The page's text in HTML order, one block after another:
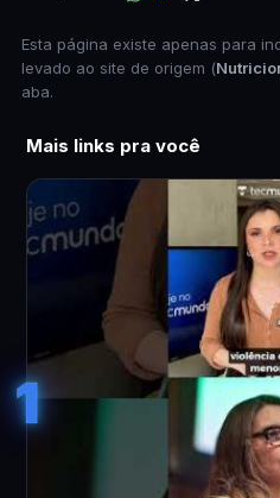
Esta página existe apenas para
levado ao site de origem (
aba.
Mais links pra você
1